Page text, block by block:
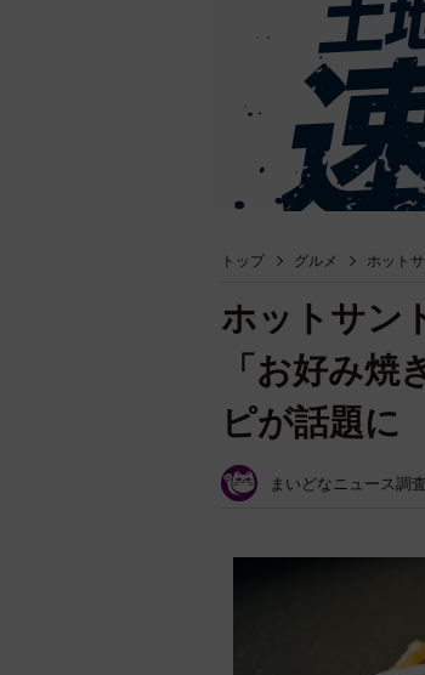
トップ グルメ ホット
ホットサン
「お好み
ピが話題に
まいどなニュース調